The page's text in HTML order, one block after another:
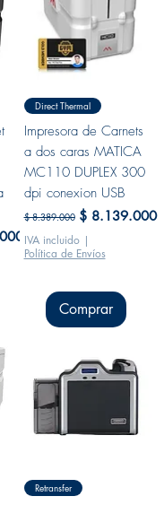
oferta
Direct Thermal
Impresora de Carnets
a dos caras MATICA
MC110 DUPLEX 300
dpi conexion USB
Precio
$ 8.389.000 Precio de oferta
$ 8.139.000
IVA incluido|
Política de Envíos
Comprar
Retransfer